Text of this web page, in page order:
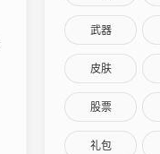
武器
皮肤
股票
礼包